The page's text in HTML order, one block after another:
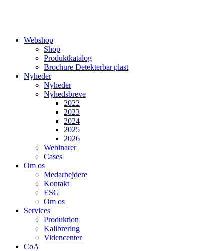
Webshop
Shop
Produktkatalog
Brochure Detekterbar plast
Nyheder
Nyheder
Nyhedsbreve
2022
2023
2024
2025
2026
Webinarer
Cases
Om os
Medarbejdere
Kontakt
ESG
Om os
Services
Produktion
Kalibrering
Videncenter
CoA